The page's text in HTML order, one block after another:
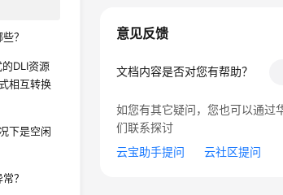
？
DLI资源
相互转换
下是空闲
？
意见反馈
文档内容是否对您有帮助？
如您有其它疑问，您也可以通过
们联系探讨
云宝助手提问
云社区提问